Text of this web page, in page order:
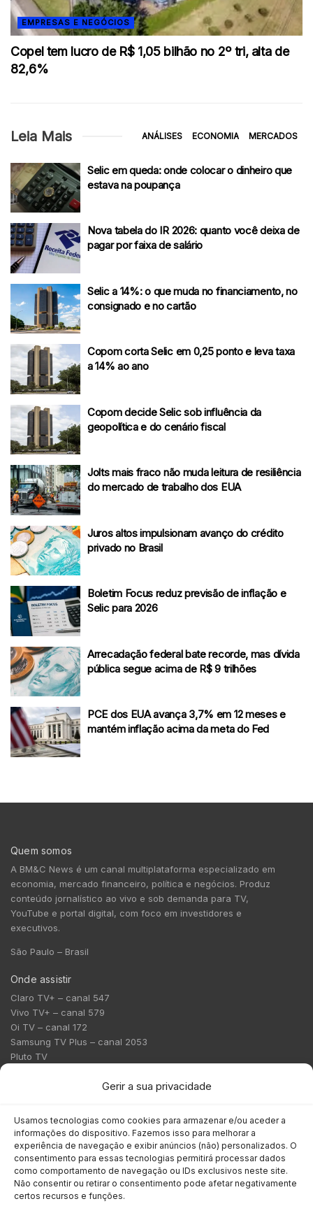
Gerir a sua privacidade
Usamos tecnologias como cookies para armazenar e/ou aceder a
informações do dispositivo. Fazemos isso para melhorar a
experiência de navegação e exibir anúncios (não) personalizados. O
consentimento para essas tecnologias permitirá processar dados
como comportamento de navegação ou IDs exclusivos neste site.
Não consentir ou retirar o consentimento pode afetar negativamente
certos recursos e funções.
EMPRESAS E NEGÓCIOS
Copel tem lucro de R$ 1,05 bilhão no 2º tri, alta de
82,6%
Leia Mais ANÁLISES ECONOMIA MERCADOS
Selic em queda: onde colocar o dinheiro que
estava na poupança
Nova tabela do IR 2026: quanto você deixa de
pagar por faixa de salário
Selic a 14%: o que muda no financiamento, no
consignado e no cartão
Copom corta Selic em 0,25 ponto e leva taxa
a 14% ao ano
Copom decide Selic sob influência da
geopolítica e do cenário fiscal
Jolts mais fraco não muda leitura de resiliência
do mercado de trabalho dos EUA
Juros altos impulsionam avanço do crédito
privado no Brasil
Boletim Focus reduz previsão de inflação e
Selic para 2026
Arrecadação federal bate recorde, mas dívida
pública segue acima de R$ 9 trilhões
PCE dos EUA avança 3,7% em 12 meses e
mantém inflação acima da meta do Fed
Quem somos
A BM&C News é um canal multiplataforma especializado em
economia, mercado financeiro, política e negócios. Produz
conteúdo jornalístico ao vivo e sob demanda para TV,
YouTube e portal digital, com foco em investidores e
executivos.
São Paulo – Brasil
Onde assistir
Claro TV+ – canal 547
Vivo TV+ – canal 579
Oi TV – canal 172
Samsung TV Plus – canal 2053
Pluto TV
redacao@bmcnews.com.br
Comercial:
comercial@bmcnews.com.br
Anuncie na BM&C News
A BM&C News conecta marcas a milhões de investidores